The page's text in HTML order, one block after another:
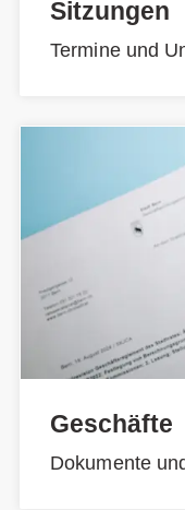
Sitzungen
Termine und
Geschäfte
Dokumente